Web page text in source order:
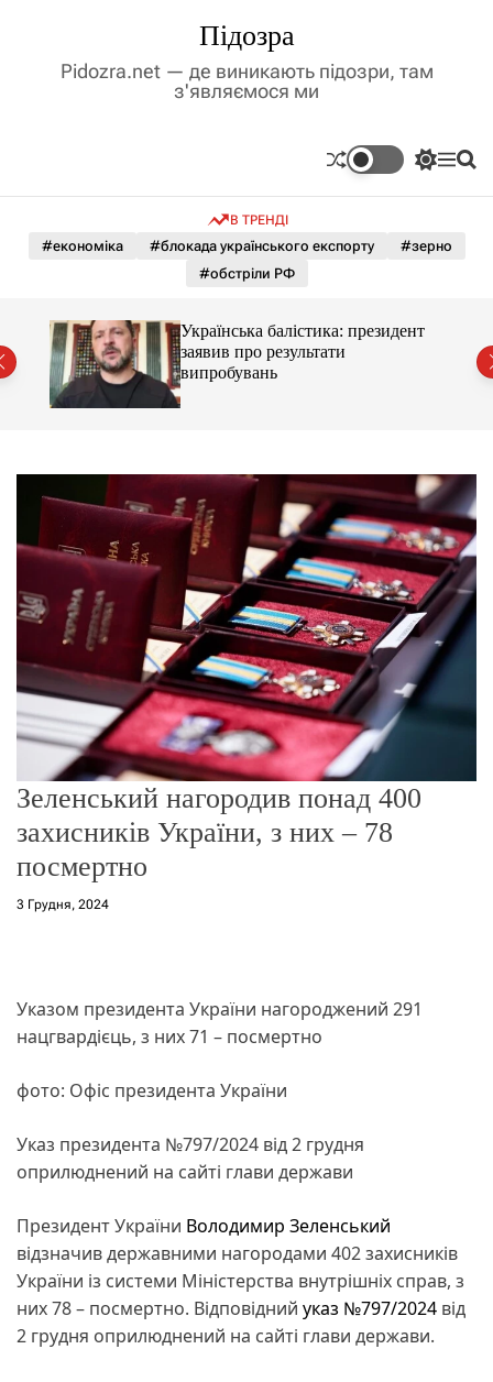
у
Підозра
Pidozra.net — де виникають підозри, там
з'являємося ми
П
м
к
г
о
р
е
ж
и
м
у
М П
В ТРЕНДІ
#економіка #блокада українського експорту
#зерно
#обстріли РФ
Українська балістика: президент
заявив про результати
випробувань
Зеленський нагородив понад 400
захисників України, з них – 78
посмертно
3 Грудня, 2024
Указом президента України нагороджений 291
нацгвардієць, з них 71 – посмертно
фото: Офіс президента України
Указ президента №797/2024 від 2 грудня
оприлюднений на сайті глави держави
Президент України Володимир Зеленський
відзначив державними нагородами 402 захисників
України із системи Міністерства внутрішніх справ, з
них 78 – посмертно. Відповідний указ №797/2024 від
2 грудня оприлюднений на сайті глави держави.